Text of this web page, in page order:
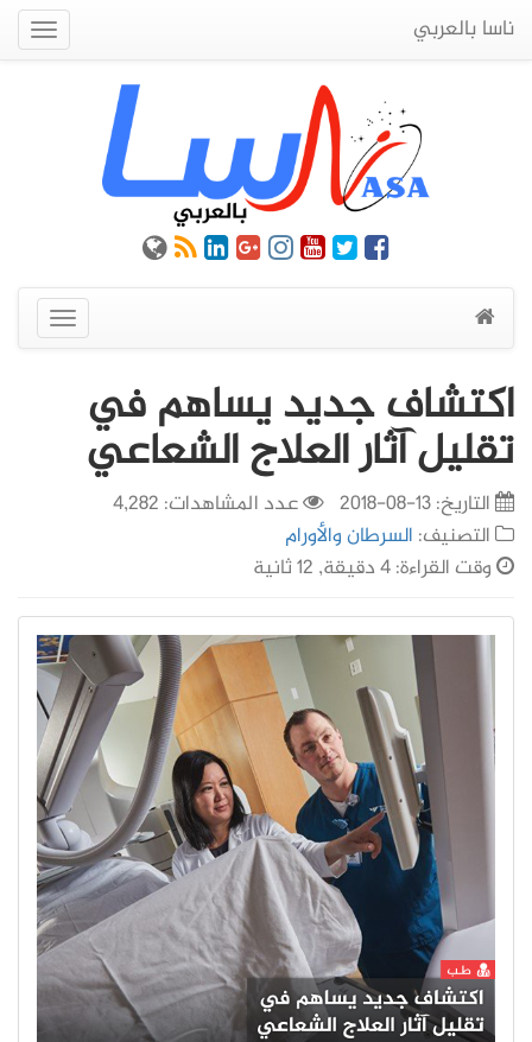
ناسا بالعربي
عرض
القائمة
اكتشاف جديد يساهم في
تقليل آثار العلاج الشعاعي
التاريخ:13-08-2018
عدد المشاهدات: 4,282
التصنيف: السرطان والأورام
وقت القراءة: 4 دقيقة, 12 ثانية